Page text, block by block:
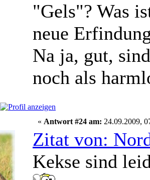
"Gels"? Was
neue
Na ja, gut,
noch als
« Antwort #24 am: 24.09.2009,
Zitat von:
Kekse sind